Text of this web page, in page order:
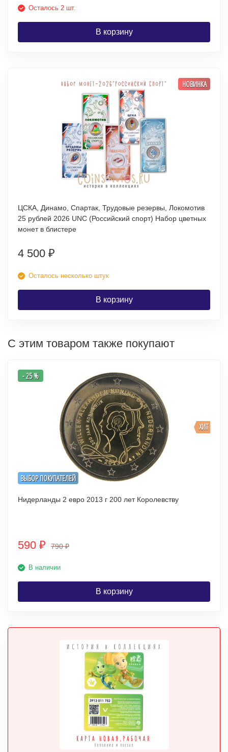
Осталось 2 шт.
В корзину
НОВИНКА
ЦСКА, Динамо, Спартак, Трудовые резервы, Локомотив
25 рублей 2026 UNC (Российский спорт) Набор цветных
монет в блистере
4 500 ₽
Осталось несколько штук
В корзину
С этим товаром также покупают
ВЫБОР ПОКУПАТЕЛЕЙ
ХИТ
- 25 %
Нидерланды 2 евро 2013 г 200 лет Королевству
590 ₽ 790₽
В наличии
В корзину